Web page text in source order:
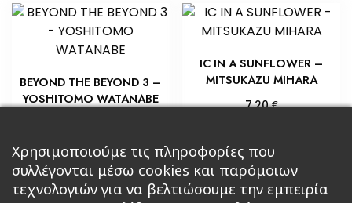
BEYOND THE BEYOND 3 –
YOSHITOMO WATANABE
Προσθήκη στο καλάθι
IC IN A SUNFLOWER –
MITSUKAZU MIHARA
7,20€
Χρησιμοποιούμε τις πληροφορίες που
συλλέγονται μέσω cookies και παρόμοιων
τεχνολογιών για να βελτιώσουμε την εμπειρία